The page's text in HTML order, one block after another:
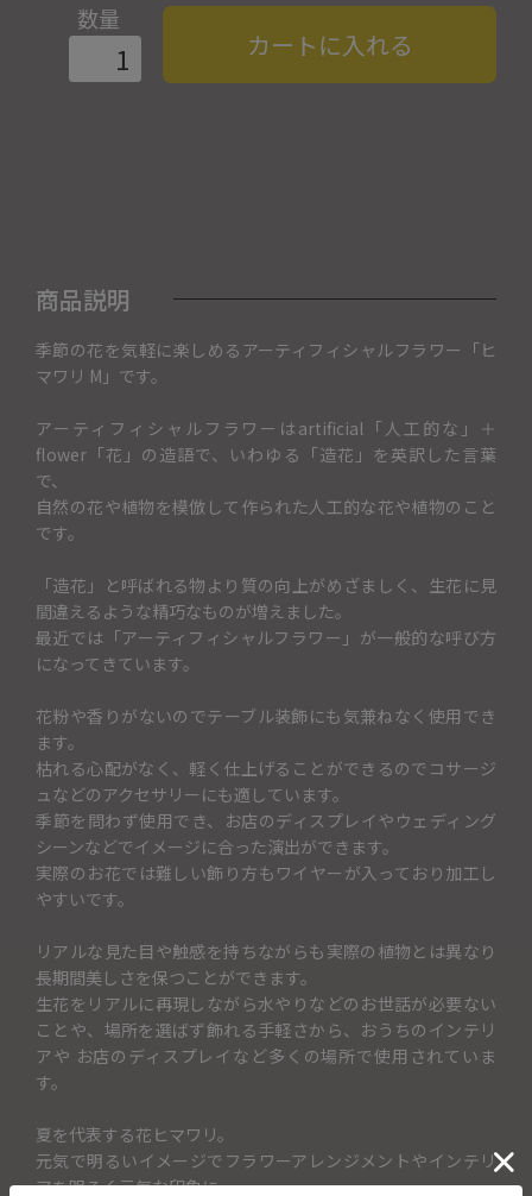
数量
カートに入れる
商品説明
季節の花を気軽に楽しめるアーティフィシャルフラワー「ヒ
マワリ M」です。
アーティフィシャルフラワーはartificial「人工的な」＋
flower「花」の造語で、いわゆる「造花」を英訳した言葉
で、
自然の花や植物を模倣して作られた人工的な花や植物のこと
です。
「造花」と呼ばれる物より質の向上がめざましく、生花に見
間違えるような精巧なものが増えました。
最近では「アーティフィシャルフラワー」が一般的な呼び方
になってきています。
花粉や香りがないのでテーブル装飾にも気兼ねなく使用でき
ます。
枯れる心配がなく、軽く仕上げることができるのでコサージ
ュなどのアクセサリーにも適しています。
季節を問わず使用でき、お店のディスプレイやウェディング
シーンなどでイメージに合った演出ができます。
実際のお花では難しい飾り方もワイヤーが入っており加工し
やすいです。
リアルな見た目や触感を持ちながらも実際の植物とは異なり
長期間美しさを保つことができます。
生花をリアルに再現しながら水やりなどのお世話が必要ない
ことや、場所を選ばず飾れる手軽さから、おうちのインテリ
アや お店のディスプレイなど多くの場所で使用されていま
す。
夏を代表する花ヒマワリ。
元気で明るいイメージでフラワーアレンジメントやインテリ
アを明るく元気な印象に。